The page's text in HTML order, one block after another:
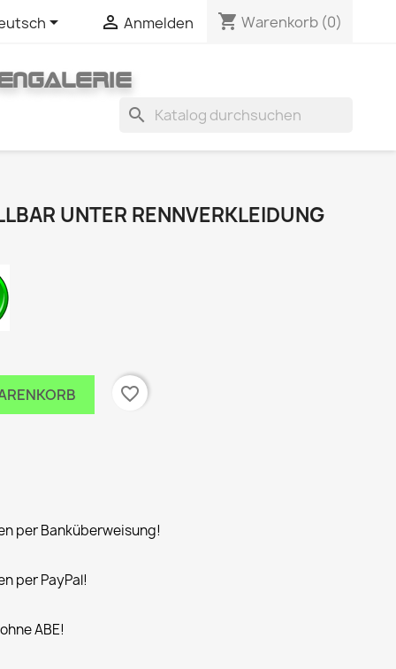
  Anmelden shopping_cart Warenkorb (0)
search
UNTER RENNVERKLEIDUNG
favorite_border
per Banküberweisung!
per PayPal!
ABE!